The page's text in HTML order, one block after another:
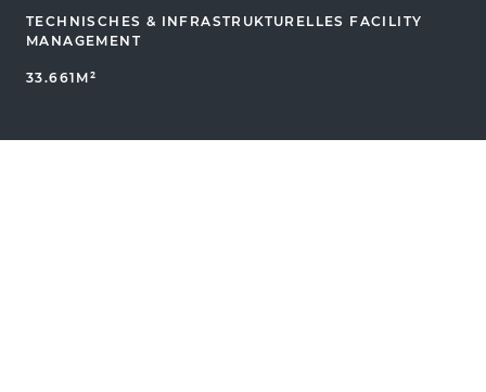
TECHNISCHES & INFRASTRUKTURELLES FACILITY
MANAGEMENT
33.661M²